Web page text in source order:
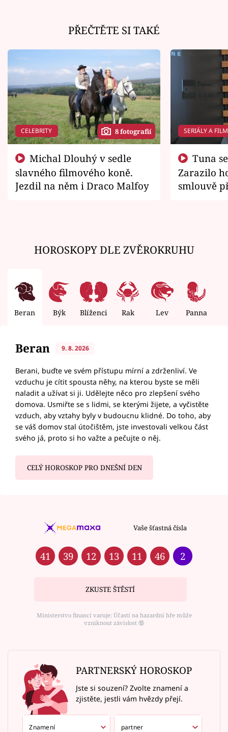
PŘEČTĚTE SI TAKÉ
CELEBRITY 8 fotografií
slavného filmového koně.
Jezdil na něm i Draco Malfoy
SERIÁLY A
Zarazilo
smlouvě
HOROSKOPY DLE ZVĚROKRUHU
Beran Býk Blíženci Rak Lev Panna
Beran 9. 8. 2026
Berani, buďte ve svém přístupu mírní a zdrženliví. Ve
vzduchu je cítit spousta něhy, na kterou byste se měli
naladit a užívat si ji. Udělejte něco pro zlepšení svého
domova. Usmiřte se s lidmi, se kterými žijete, a vyčistěte
vzduch, aby vztahy byly v budoucnu klidné. Do toho, aby
se váš domov stal útočištěm, jste investovali velkou část
svého já, proto si ho važte a pečujte o něj.
CELÝ HOROSKOP PRO DNEŠNÍ DEN
Vaše šťastná čísla
41 39 12 13 11 46 2
ZKUSTE ŠTĚSTÍ
Ministerstvo financí varuje: Účastí na hazardní hře může
vzniknout závislost ⑱
PARTNERSKÝ HOROSKOP
Jste si souzení? Zvolte znamení a
zjistěte, jestli vám hvězdy přejí.